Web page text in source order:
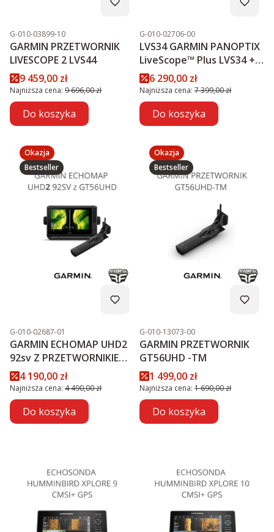
Kod produktu
G-010-03899-10
GARMIN PRZETWORNIK
LIVESCOPE 2 LVS44
Cena promocyjna
9 459,00 zł
Najniższa cena: 9 696,00 zł
Do koszyka
Kod produktu
G-010-02706-00
LVS34 GARMIN PANOPTIX
LiveScope™ Plus LVS34 +
MODUŁ GLS 10™
PROMOCJA
Cena promocyjna
6 290,00 zł
Najniższa cena: 7 399,00 zł
Do koszyka
Okazja
Bestseller
Kod produktu
G-010-02687-01
GARMIN ECHOMAP UHD2
92sv Z PRZETWORNIKIEM
GT56UHD-TM PROMOCJA
Cena promocyjna
4 190,00 zł
Najniższa cena: 4 490,00 zł
Do koszyka
Okazja
Bestseller
Kod produktu
G-010-13073-00
GARMIN PRZETWORNIK
GT56UHD -TM
Cena promocyjna
1 499,00 zł
Najniższa cena: 1 690,00 zł
Do koszyka